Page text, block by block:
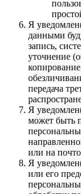
Я
данными
запись,
уточнение
передача
Я
может быть
или на
Я
или его